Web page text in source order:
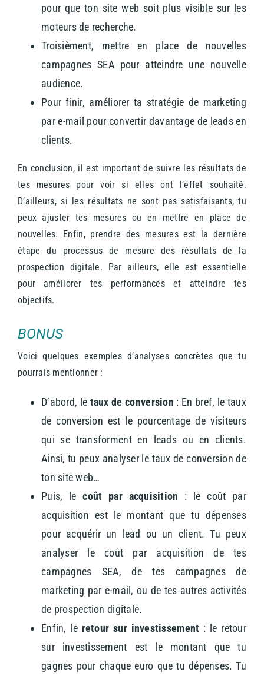
pour que ton site web soit plus visible sur les
moteurs de recherche.
Troisièment, mettre en place de nouvelles
campagnes SEA pour atteindre une nouvelle
audience.
Pour finir, améliorer ta stratégie de marketing
par e-mail pour convertir davantage de leads en
clients.
En conclusion, il est important de suivre les résultats de
tes mesures pour voir si elles ont l’effet souhaité.
D’ailleurs, si les résultats ne sont pas satisfaisants, tu
peux ajuster tes mesures ou en mettre en place de
nouvelles. Enfin, prendre des mesures est la dernière
étape du processus de mesure des résultats de la
prospection digitale. Par ailleurs, elle est essentielle
pour améliorer tes performances et atteindre tes
objectifs.
BONUS
Voici quelques exemples d’analyses concrètes que tu
pourrais mentionner :
D’abord, le taux de conversion : En bref, le taux
de conversion est le pourcentage de visiteurs
qui se transforment en leads ou en clients.
Ainsi, tu peux analyser le taux de conversion de
ton site web…
Puis, lecoût par acquisition : le coût par
acquisition est le montant que tu dépenses
pour acquérir un lead ou un client. Tu peux
analyser le coût par acquisition de tes
campagnes SEA, de tes campagnes de
marketing par e-mail, ou de tes autres activités
de prospection digitale.
Enfin, le retour sur investissement : le retour
sur investissement est le montant que tu
gagnes pour chaque euro que tu dépenses. Tu